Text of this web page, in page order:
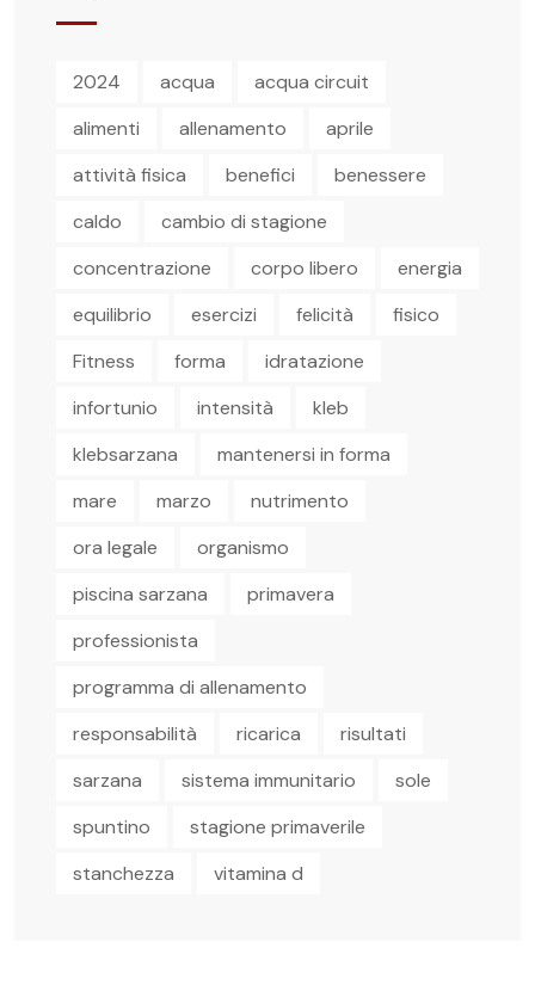
2024 acqua
acqua circuit
alimenti
allenamento
aprile
attività fisica
benefici
benessere
caldo
cambio di stagione
concentrazione
corpo libero
energia
equilibrio
esercizi felicità
fisico
Fitness
forma
idratazione
infortunio
intensità
kleb
klebsarzana
mantenersi in forma
mare
marzo
nutrimento
ora legale
organismo
piscina sarzana
primavera
professionista
programma di allenamento
responsabilità
ricarica
risultati
sarzana
sistema immunitario
sole
spuntino
stagione primaverile
stanchezza
vitamina d